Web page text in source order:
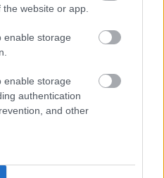
website or app.
enable storage
enable storage
authentication
and other